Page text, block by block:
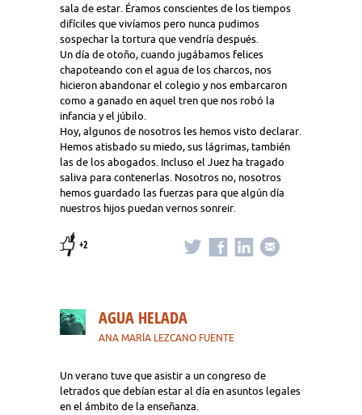
sala de estar. Éramos conscientes de los tiempos
difíciles que vivíamos pero nunca pudimos
sospechar la tortura que vendría después.
Un día de otoño, cuando jugábamos felices
chapoteando con el agua de los charcos, nos
hicieron abandonar el colegio y nos embarcaron
como a ganado en aquel tren que nos robó la
infancia y el júbilo.
Hoy, algunos de nosotros les hemos visto declarar.
Hemos atisbado su miedo, sus lágrimas, también
las de los abogados. Incluso el Juez ha tragado
saliva para contenerlas. Nosotros no, nosotros
hemos guardado las fuerzas para que algún día
nuestros hijos puedan vernos sonreir.
+2
AGUA HELADA
ANA MARÍA LEZCANO FUENTE
Un verano tuve que asistir a un congreso de
letrados que debían estar al día en asuntos legales
en el ámbito de la enseñanza.